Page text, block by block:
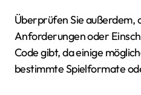
Überprüfen Sie außerdem,
Anforderungen oder
Code gibt, da einige
bestimmte Spielformate